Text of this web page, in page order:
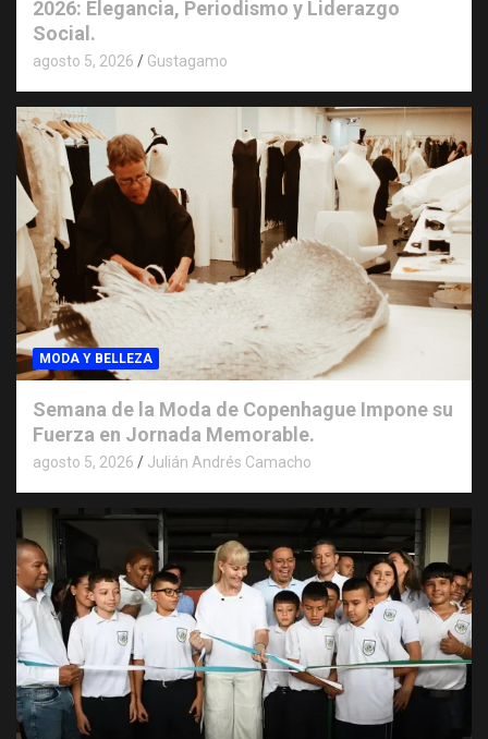
2026: Elegancia, Periodismo y Liderazgo
Social.
agosto 5, 2026 Gustagamo
MODA Y BELLEZA
Semana de la Moda de Copenhague Impone su
Fuerza en Jornada Memorable.
agosto 5, 2026 Julián Andrés Camacho